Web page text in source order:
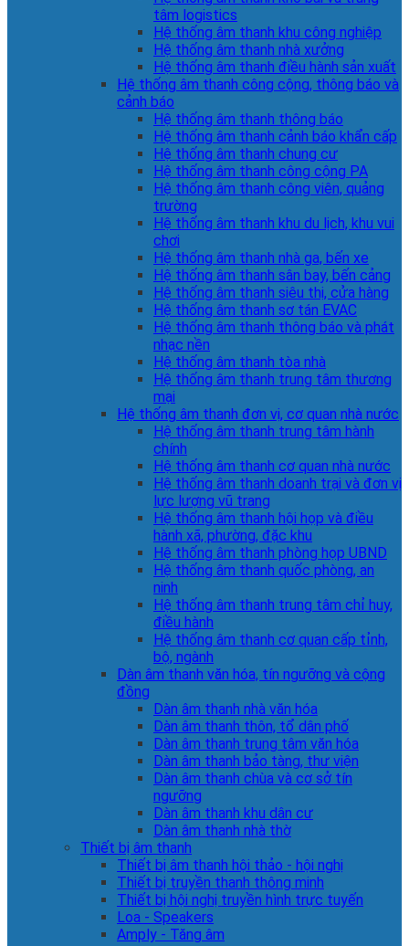
tâm logistics
Hệ thống âm thanh khu công nghiệp
Hệ thống âm thanh nhà xưởng
Hệ thống âm thanh điều hành sản xuất
Hệ thống âm thanh công cộng, thông báo và
cảnh báo
Hệ thống âm thanh thông báo
Hệ thống âm thanh cảnh báo khẩn cấp
Hệ thống âm thanh chung cư
Hệ thống âm thanh công cộng PA
Hệ thống âm thanh công viên, quảng
trường
Hệ thống âm thanh khu du lịch, khu vui
chơi
Hệ thống âm thanh nhà ga, bến xe
Hệ thống âm thanh sân bay, bến cảng
Hệ thống âm thanh siêu thị, cửa hàng
Hệ thống âm thanh sơ tán EVAC
Hệ thống âm thanh thông báo và phát
nhạc nền
Hệ thống âm thanh tòa nhà
Hệ thống âm thanh trung tâm thương
mại
Hệ thống âm thanh đơn vị, cơ quan nhà nước
Hệ thống âm thanh trung tâm hành
chính
Hệ thống âm thanh cơ quan nhà nước
Hệ thống âm thanh doanh trại và đơn vị
lực lượng vũ trang
Hệ thống âm thanh hội họp và điều
hành xã, phường, đặc khu
Hệ thống âm thanh phòng họp UBND
Hệ thống âm thanh quốc phòng, an
ninh
Hệ thống âm thanh trung tâm chỉ huy,
điều hành
Hệ thống âm thanh cơ quan cấp tỉnh,
bộ, ngành
Dàn âm thanh văn hóa, tín ngưỡng và cộng
đồng
Dàn âm thanh nhà văn hóa
Dàn âm thanh thôn, tổ dân phố
Dàn âm thanh trung tâm văn hóa
Dàn âm thanh bảo tàng, thư viện
Dàn âm thanh chùa và cơ sở tín
ngưỡng
Dàn âm thanh khu dân cư
Dàn âm thanh nhà thờ
Thiết bị âm thanh
Thiết bị âm thanh hội thảo - hội nghị
Thiết bị truyền thanh thông minh
Thiết bị hội nghị truyền hình trực tuyến
Loa - Speakers
Amply - Tăng âm